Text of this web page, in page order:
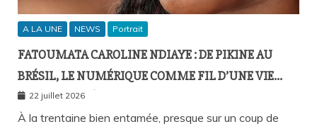
A LA UNE NEWS Portrait
FATOUMATA CAROLINE NDIAYE : DE PIKINE AU
BRÉSIL, LE NUMÉRIQUE COMME FIL D’UNE VIE
SANS FRONTIÈRES
22 juillet 2026
À la trentaine bien entamée, presque sur un coup de